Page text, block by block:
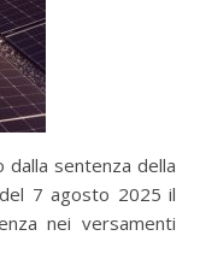
dalla sentenza della
7 agosto 2025 il
nei versamenti